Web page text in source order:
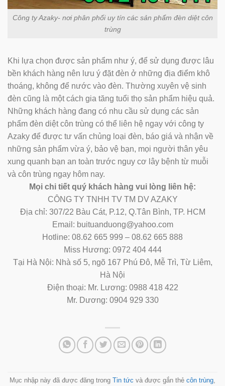
Công ty Azaky- nơi phân phối uy tín các sản phẩm đèn diệt côn
trùng
Khi lựa chọn được sản phẩm như ý, để sử dụng được lâu
bền khách hàng nên lưu ý đặt đèn ở những địa điểm khô
thoáng, không để nước vào đèn. Thường xuyên vệ sinh
đèn cũng là một cách gia tăng tuổi thọ sản phẩm hiệu quả.
Những khách hàng đang có nhu cầu sử dụng các sản
phẩm đèn diệt côn trùng có thể liên hệ ngay với công ty
Azaky để được tư vấn chủng loại đèn, báo giá và nhận về
những sản phẩm vừa ý, bảo vệ bạn, mọi người thân yêu
xung quanh bạn an toàn trước nguy cơ lây bệnh từ muỗi
và côn trùng ngay hôm nay.
Mọi chi tiết quý khách hàng vui lòng liên hệ:
CÔNG TY TNHH TV TM DV AZAKY
Địa chỉ: 307/22 Bàu Cát, P.12, Q.Tân Bình, TP. HCM
Email: buituanduong@yahoo.com
Hotline: 08.62 665 999 – 08.62 665 888
Miss Hương: 0972 404 444
Tại Hà Nội: Nhà số 5, ngõ 167 Phú Đô, Mễ Trì, Từ Liêm,
Hà Nội
Điện thoại: Mr. Lương: 0988 418 422
Mr. Dương: 0904 929 330
Mục nhập này đã được đăng trong Tin tức và được gắn thẻ côn trùng,